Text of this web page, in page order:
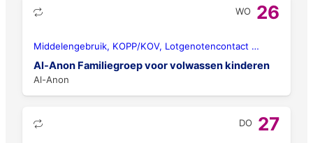
WO 26
Middelengebruik, KOPP/KOV, Lotgenotencontact …
Al-Anon Familiegroep voor volwassen kinderen
Al-Anon
DO 27